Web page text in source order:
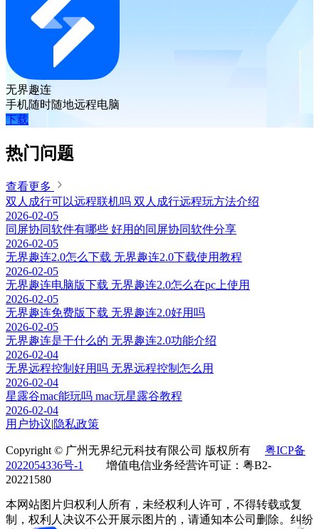
无界趣连
手机随时随地远程电脑
下载
热门问题
查看更多
双人成行可以远程联机吗 双人成行远程玩方法介绍
2026-02-05
同屏协同软件有哪些 好用的同屏协同软件分享
2026-02-05
无界趣连2.0怎么下载 无界趣连2.0下载使用教程
2026-02-05
无界趣连电脑版下载 无界趣连2.0怎么在pc上使用
2026-02-05
无界趣连免费版下载 无界趣连2.0好用吗
2026-02-05
无界趣连是干什么的 无界趣连2.0功能介绍
2026-02-04
无界远程控制好用吗 无界远程控制怎么用
2026-02-04
星露谷mac能玩吗 mac玩星露谷教程
2026-02-04
用户协议|隐私政策
Copyright © 广州无界纪元科技有限公司 版权所有 粤ICP备
2022054336号-1
增值电信业务经营许可证：粤B2-
20221580
本网站图片归权利人所有，未经权利人许可，不得转载或复
制，权利人决议不公开展示图片的，请通知本公司删除。纠纷